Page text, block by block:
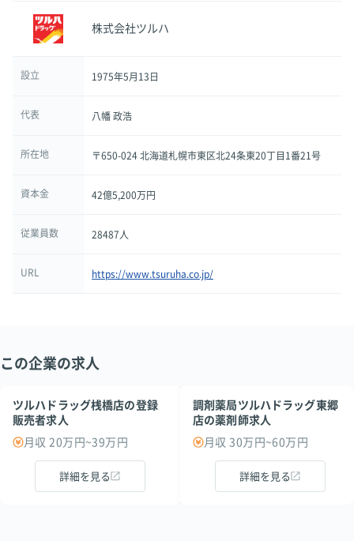
株式会社ツルハ
設立 1975年5月13日
代表 八幡 政浩
所在地 〒650-024 北海道札幌市東区北24条東20丁目1番21号
資本金 42億5,200万円
従業員数 28487人
URL https://www.tsuruha.co.jp/
この企業の求人
ツルハドラッグ桟橋店の登録
販売者求人
月収 20万円~39万円
詳細を見る
調剤薬局ツルハドラッグ東郷
店の薬剤師求人
月収 30万円~60万円
詳細を見る